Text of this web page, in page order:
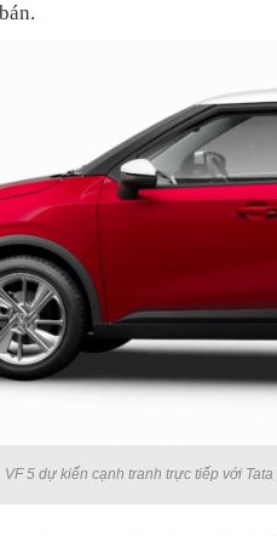
VF 5 dự kiến cạnh tranh trực tiếp với